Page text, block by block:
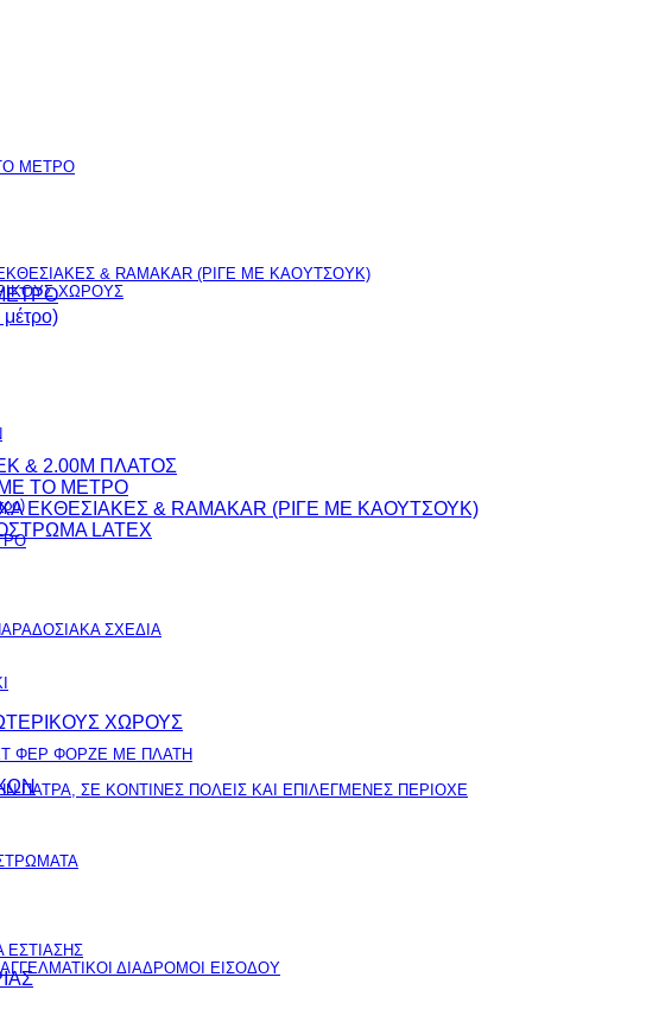
ΜΕΤΡΟ
& RAMAKAR (ΡΙΓΕ ΜΕ ΚΑΟΥΤΣΟΥΚ)
ΧΩΡΟΥΣ
ΣΧΕΔΙΑ
ΦΕΡ ΦΟΡΖΕ ΜΕ ΠΛΑΤΗ
ΠΑΤΡΑ, ΣΕ ΚΟΝΤΙΝΕΣ ΠΟΛΕΙΣ ΚΑΙ ΕΠΙΛΕΓΜΕΝΕΣ ΠΕΡΙΟΧΕ
ΔΙΑΔΡΟΜΟΙ ΕΙΣΟΔΟΥ
& 2.00M ΠΛΑΤΟΣ
TO ΜΕΤΡΟ
& RAMAKAR (ΡΙΓΕ ΜΕ ΚΑΟΥΤΣΟΥΚ)
LATEX
ΧΩΡΟΥΣ